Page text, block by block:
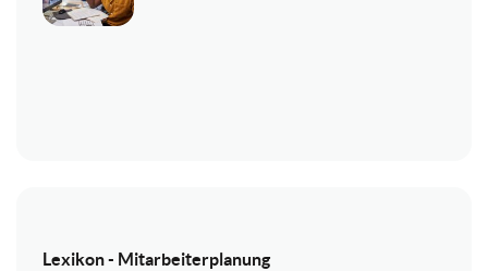
Lexikon - Mitarbeiterplanung